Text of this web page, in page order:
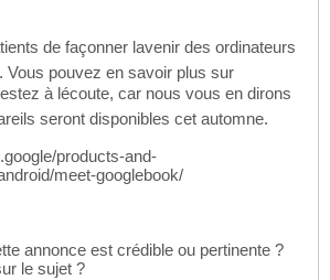
de façonner lavenir des ordinateurs
Vous pouvez en savoir plus sur
à lécoute, car nous vous en dirons
seront disponibles cet automne.
products-and-
meet-googlebook/
annonce est crédible ou pertinente ?
le sujet ?